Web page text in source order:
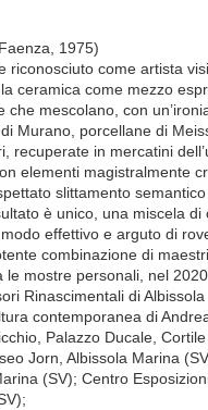
1975)
riconosciuto come artista
ceramica come mezzo
che mescolano, con
Murano, porcellane di
recuperate in mercatini
elementi magistralmente
slittamento
è unico, una miscela di
effettivo e arguto di
combinazione di
le mostre personali, nel
Rinascimentali di
contemporanea di
Palazzo Ducale,
Jorn, Albissola Marina
(SV); Centro